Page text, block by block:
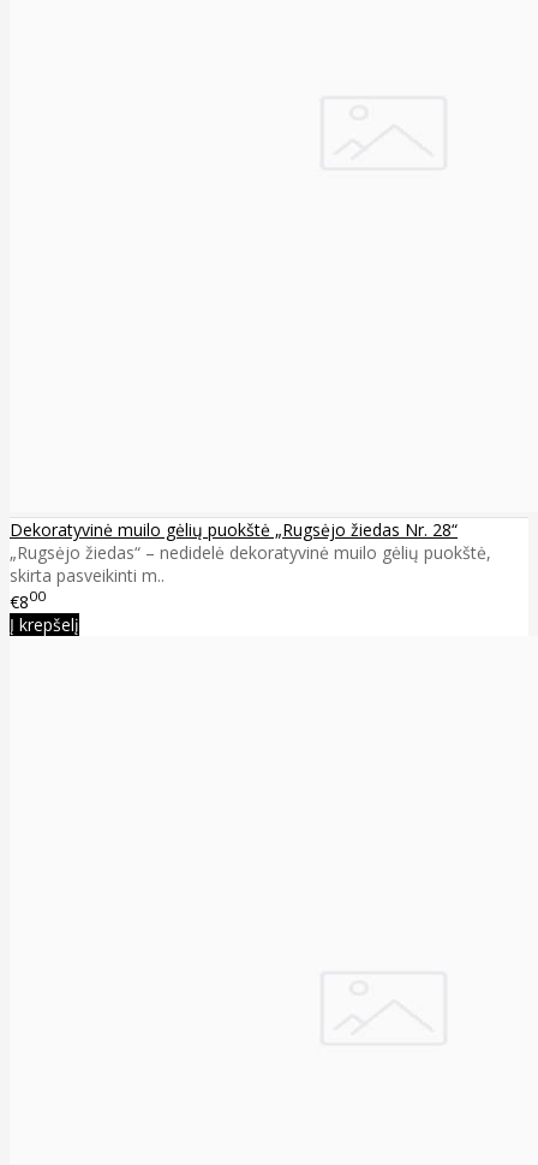
Dekoratyvinė muilo gėlių puokštė „Rugsėjo žiedas Nr. 28“
„Rugsėjo žiedas“ – nedidelė dekoratyvinė muilo gėlių puokštė,
skirta pasveikinti m..
€800
Į krepšelį